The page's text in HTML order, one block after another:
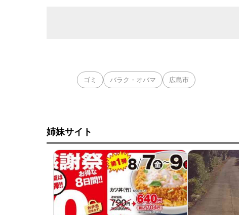
ゴミ バラク・オバマ 広島市
姉妹サイト